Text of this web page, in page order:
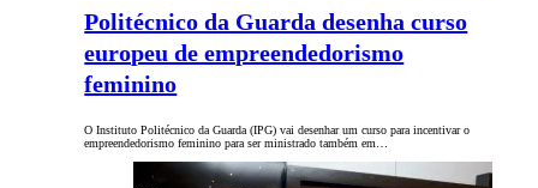
Politécnico da Guarda desenha curso
europeu de empreendedorismo
feminino
O Instituto Politécnico da Guarda (IPG) vai desenhar um curso para incentivar o
empreendedorismo feminino para ser ministrado também em…